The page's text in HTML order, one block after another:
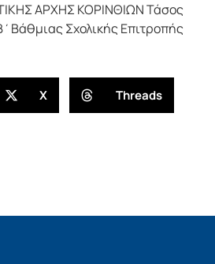
ΑΡΧΗΣ ΚΟΡΙΝΘΙΩΝ Τάσος
Σχολικής Επιτροπής
X Threads